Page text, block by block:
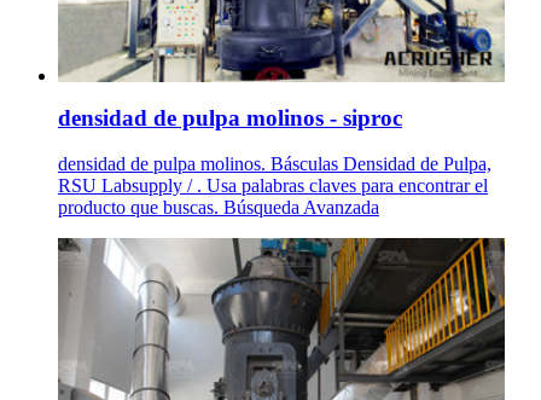
densidad de pulpa molinos - siproc
densidad de pulpa molinos. Básculas Densidad de Pulpa,
RSU Labsupply / . Usa palabras claves para encontrar el
producto que buscas. Búsqueda Avanzada